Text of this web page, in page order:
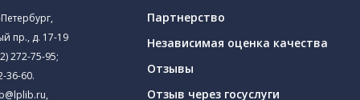
пр., д. 17-19
272-75-95;
36-60.
,
Партнерство
Независимая оценка качества
Отзывы
Отзыв через госуслуги